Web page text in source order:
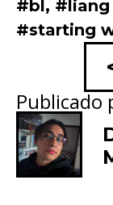
#bl , #liang
#starting
Publicado